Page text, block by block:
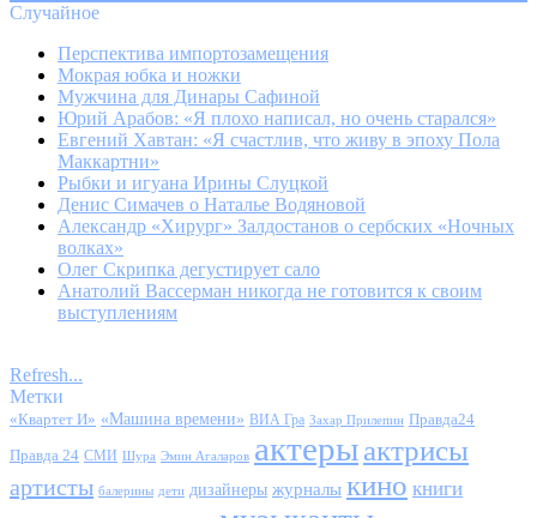
Случайное
Перспектива импортозамещения
Мокрая юбка и ножки
Мужчина для Динары Сафиной
Юрий Арабов: «Я плохо написал, но очень старался»
Евгений Хавтан: «Я счастлив, что живу в эпоху Пола
Маккартни»
Рыбки и игуана Ирины Слуцкой
Денис Симачев о Наталье Водяновой
Александр «Хирург» Залдостанов о сербских «Ночных
волках»
Олег Скрипка дегустирует сало
Анатолий Вассерман никогда не готовится к своим
выступлениям
Refresh...
Метки
«Квартет И» «Машина времени» ВИА Гра Захар Прилепин Правда24
Правда 24 СМИ Шура Эмин Агаларов актерыактрисы
артисты балерины дети дизайнеры журналы кино книги